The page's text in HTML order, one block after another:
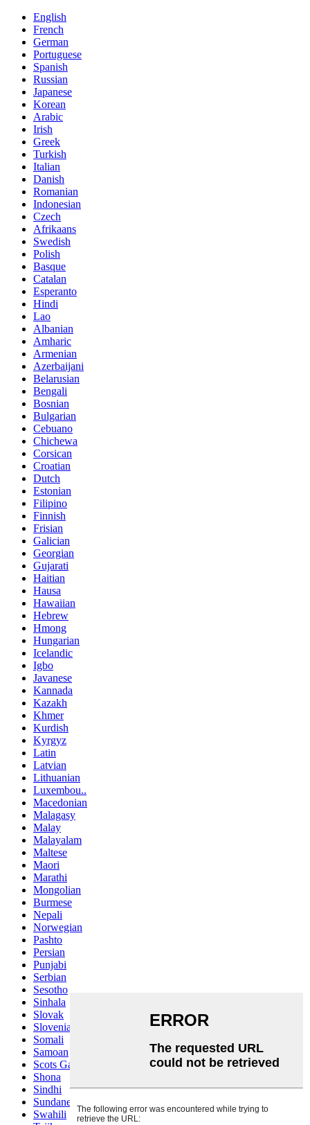
English
French
German
Portuguese
Spanish
Russian
Japanese
Korean
Arabic
Irish
Greek
Turkish
Italian
Danish
Romanian
Indonesian
Czech
Afrikaans
Swedish
Polish
Basque
Catalan
Esperanto
Hindi
Lao
Albanian
Amharic
Armenian
Azerbaijani
Belarusian
Bengali
Bosnian
Bulgarian
Cebuano
Chichewa
Corsican
Croatian
Dutch
Estonian
Filipino
Finnish
Frisian
Galician
Georgian
Gujarati
Haitian
Hausa
Hawaiian
Hebrew
Hmong
Hungarian
Icelandic
Igbo
Javanese
Kannada
Kazakh
Khmer
Kurdish
Kyrgyz
Latin
Latvian
Lithuanian
Luxembou..
Macedonian
Malagasy
Malay
Malayalam
Maltese
Maori
Marathi
Mongolian
Burmese
Nepali
Norwegian
Pashto
Persian
Punjabi
Serbian
Sesotho
Sinhala
Slovak
Slovenian
Somali
Samoan
Scots Gaelic
Shona
Sindhi
Sundanese
Swahili